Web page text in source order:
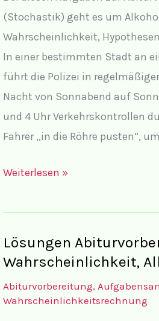
(Stochastik) geht es um
Wahrscheinlichkeit,
In einer bestimmten Stadt an
führt die Polizei in
Nacht von Sonnabend auf
und 4 Uhr Verkehrskontrollen
Fahrer „in die Röhre pusten“,
Aufgaben
Abiturvorbereitung 10
Alkoholsünder,
bedingte
Wahrscheinlichkeit,
Weiterlesen »
Lösungen
Wahrscheinlichkeit,
Abiturvorbereitung,
Wahrscheinlichkeitsrechnung